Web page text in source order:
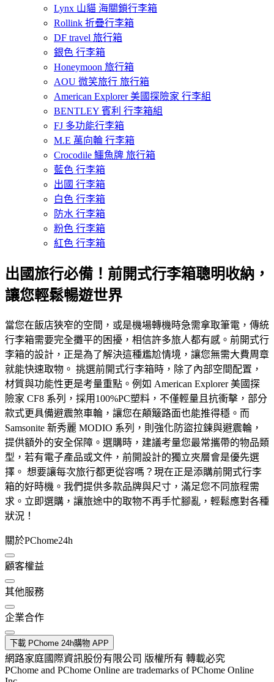
Lynx 山貓 海關鎖行李箱
Rollink 折疊行李箱
DF travel 旅行箱
銀色 行李箱
Honeymoon 旅行箱
AOU 微笑旅行 旅行箱
American Explorer 美國探險家 行李組
BENTLEY 賓利 行李箱組
FJ 多功能行李箱
M.E 萬向輪 行李箱
Crocodile 鱷魚牌 旅行箱
藍色 行李箱
出國 行李箱
白色 行李箱
防水 行李箱
粉色 行李箱
紅色 行李箱
出國旅行必備！前開式行李箱聰明收納，
讓您輕鬆暢遊世界
當您在飯店狹窄的空間，或是機場轉機時急需拿取筆電，傳統
行李箱需要完全攤平的困擾，相信許多旅人都有感。前開式行
李箱的設計，正是為了解決這種尷尬情境，讓您無需大費周章
就能快速取物。 挑選前開式行李箱時，除了內部空間配置，
材質與功能性更是考量重點。例如 American Explorer 美國探
險家 CF8 系列，採用100%PC塑料，不僅輕量且抗衝擊，部分
款式更具備避震煞車輪，讓您在顛簸路面也能推得穩。而
Samsonite 新秀麗 MODIO 系列，則強化防盜拉鍊與避震輪，
提供額外的安全保障。選購時，建議考量您最常攜帶的物品類
型，若有電子產品或文件，前開設計的獨立夾層會是優先選
擇。 想要讓每次旅行都更從容嗎？現在正是添購前開式行李
箱的好時機。我們提供多款品牌與尺寸，滿足您不同旅程需
求。立即選購，讓旅途中的取物不再手忙腳亂，輕鬆應對各種
狀況！
關於PChome24h
顧客權益
其他服務
企業合作
下載 PChome 24h購物 APP
網路家庭國際資訊股份有限公司 版權所有 轉載必究
PChome and PChome Online are trademarks of PChome Online